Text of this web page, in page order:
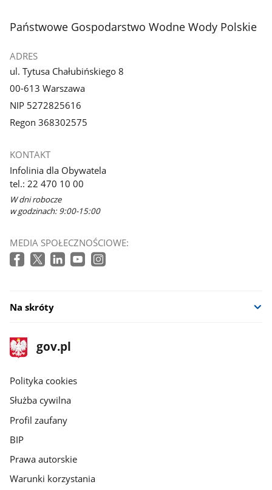
stopka
Państwowe Gospodarstwo Wodne Wody Polskie
ADRES
ul. Tytusa Chałubińskiego 8
00-613 Warszawa
NIP 5272825616
Regon 368302575
KONTAKT
Infolinia dla Obywatela
tel.: 22 470 10 00
W dni robocze
w godzinach: 9:00-15:00
MEDIA SPOŁECZNOŚCIOWE:
Na skróty
stopka
gov.pl
Strona
gov.pl
gov.pl
Polityka cookies
Służba cywilna
Profil zaufany
BIP
Prawa autorskie
Warunki korzystania